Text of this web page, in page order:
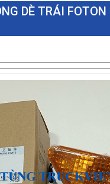
DÈ TRÁI